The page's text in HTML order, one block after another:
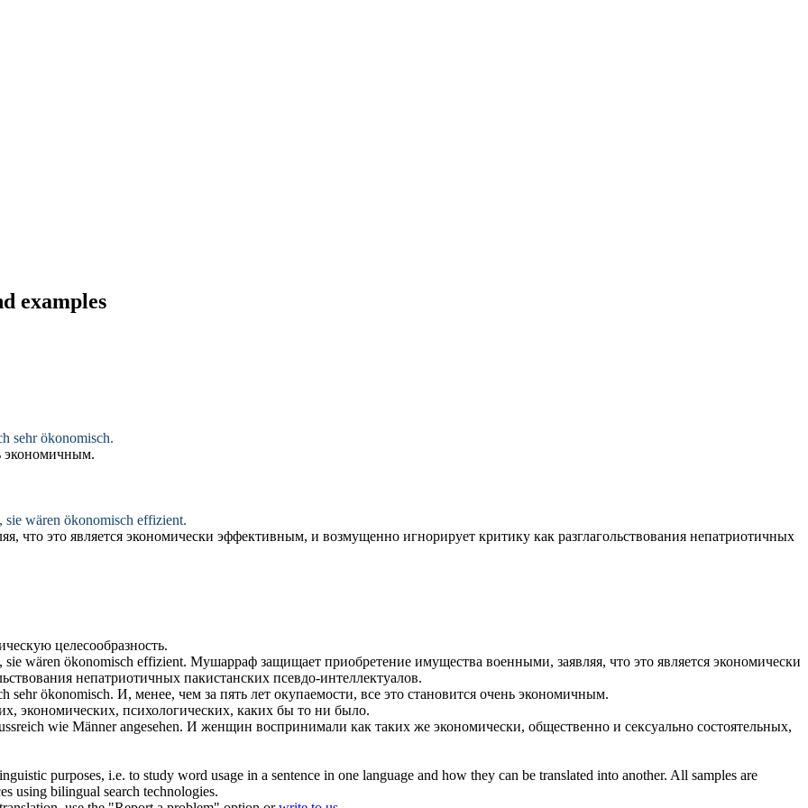
examples
sehrökonomisch.
экономичным.
sie wären ökonomisch effizient.
что это является экономически эффективным, и возмущенно игнорирует критику как разглагольствования непатриотичных
целесообразность.
sie wären ökonomisch effizient. Мушарраф защищает приобретение имущества военными, заявляя, что это является экономически
непатриотичных пакистанских псевдо-интеллектуалов.
sehrökonomisch. И, менее, чем за пять лет окупаемости, все это становится очень экономичным.
экономических, психологических, каких бы то ни было.
wie Männer angesehen. И женщин воспринимали как таких же экономически, общественно и сексуально состоятельных,
purposes, i.e. to study word usage in a sentence in one language and how they can be translated into another. All samples are
using bilingual search technologies.